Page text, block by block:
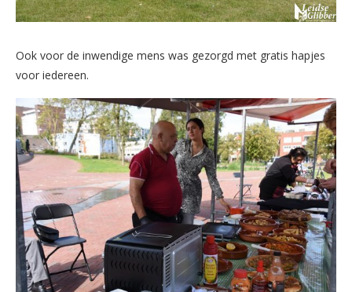
Ook voor de inwendige mens was gezorgd met gratis hapjes
voor iedereen.